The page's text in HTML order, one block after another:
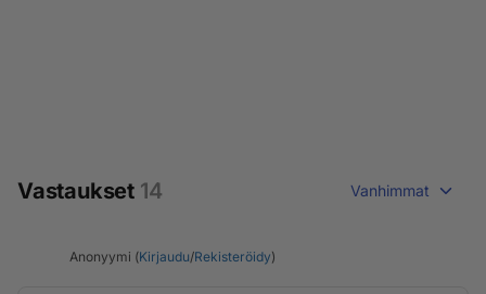
Vastaukset 14 Vanhimmat
Anonyymi (Kirjaudu/Rekisteröidy)